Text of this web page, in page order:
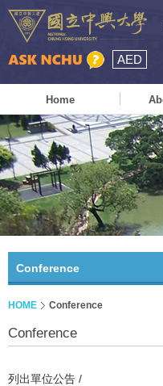
AED
Home
Conference
HOME Conference
Conference
列出單位公告 /